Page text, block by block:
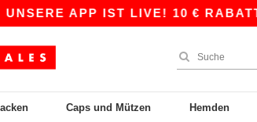
APP IST LIVE! 10 € RABATT
Caps und Mützen Hemden